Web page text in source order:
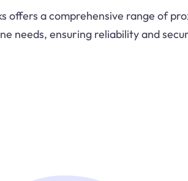
offers a comprehensive range of
needs, ensuring reliability and